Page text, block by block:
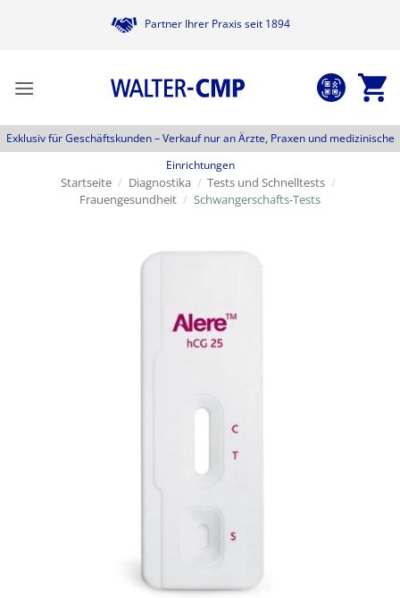
Partner Ihrer Praxis seit 1894
Exklusiv für Geschäftskunden –Verkauf nur an Ärzte, Praxen und medizinische
Einrichtungen
Startseite / Diagnostika / Tests und Schnelltests /
Frauengesundheit / Schwangerschafts-Tests